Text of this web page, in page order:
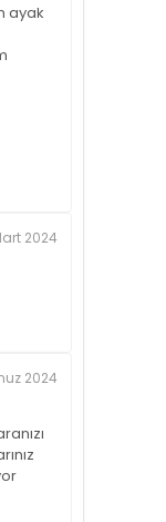
ayak
2024
2024